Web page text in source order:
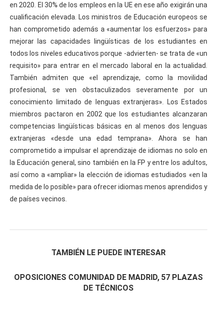
en 2020. El 30% de los empleos en la UE en ese año exigirán una
cualificación elevada. Los ministros de Educación europeos se
han comprometido además a «aumentar los esfuerzos» para
mejorar las capacidades lingüísticas de los estudiantes en
todos los niveles educativos porque -advierten- se trata de «un
requisito» para entrar en el mercado laboral en la actualidad.
También admiten que «el aprendizaje, como la movilidad
profesional, se ven obstaculizados severamente por un
conocimiento limitado de lenguas extranjeras». Los Estados
miembros pactaron en 2002 que los estudiantes alcanzaran
competencias lingüísticas básicas en al menos dos lenguas
extranjeras «desde una edad temprana». Ahora se han
comprometido a impulsar el aprendizaje de idiomas no solo en
la Educación general, sino también en la FP y entre los adultos,
así como a «ampliar» la elección de idiomas estudiados «en la
medida de lo posible» para ofrecer idiomas menos aprendidos y
de países vecinos.
TAMBIÉN LE PUEDE INTERESAR
OPOSICIONES COMUNIDAD DE MADRID, 57 PLAZAS
DE TÉCNICOS